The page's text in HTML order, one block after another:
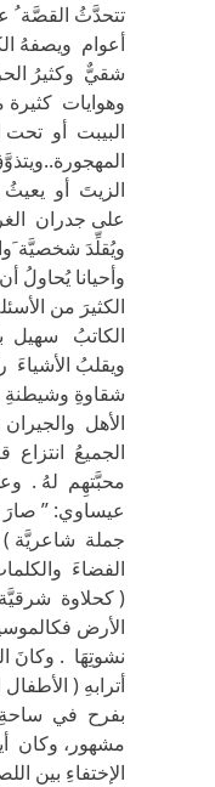
تتحدَّثُ القصَّة
أعوام ويصفهُ
شقيٌّ وكثيرُ
وهوايات كثيرة
البيبت أو تحت
الزيتَ أو يعيثُ
على جدران
ويُقلِّدَ شخصيَّة
وأحيانا يُحاولُ
الكثيرَ من
الكاتبُ سهيل
ويقلبُ
شقاوةِ وشيطنةِ
الأهل
الجميعُ
محبَّتهِم لهُ .
عيساوي: ”
جملة شاعريَّة )
الفضاءَ
( كحلاوة
الأرض
نشوتِهَا . وكانَ
أترابهِ (
بفرح في ساحةِ
مشهور، وكان
الإختفاءِ بين